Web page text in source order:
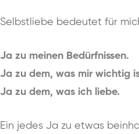
Selbstliebe bedeutet für
Ja zu meinen Bedürfnissen.
Ja zu dem, was mir wichtig
Ja zu dem, was ich liebe.
Ein jedes Ja zu etwas